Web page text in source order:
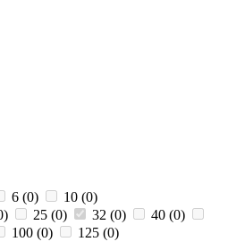
6 (0) 10 (0)
) 25 (0) 32 (0) 40 (0)
100 (0) 125 (0)